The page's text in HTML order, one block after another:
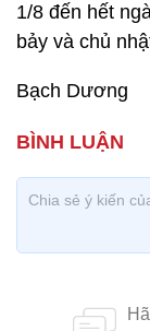
1/8 đến hết
bảy và chủ
Bạch Dương